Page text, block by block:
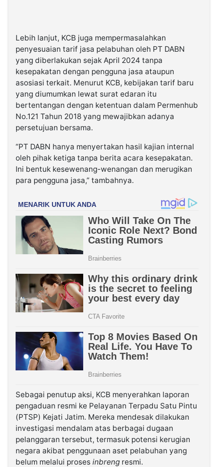
Lebih lanjut, KCB juga mempermasalahkan
penyesuaian tarif jasa pelabuhan oleh PT DABN
yang diberlakukan sejak April 2024 tanpa
kesepakatan dengan pengguna jasa ataupun
asosiasi terkait. Menurut KCB, kebijakan tarif baru
yang diumumkan lewat surat edaran itu
bertentangan dengan ketentuan dalam Permenhub
No.121 Tahun 2018 yang mewajibkan adanya
persetujuan bersama.
“PT DABN hanya menyertakan hasil kajian internal
oleh pihak ketiga tanpa berita acara kesepakatan.
Ini bentuk kesewenang-wenangan dan merugikan
para pengguna jasa,” tambahnya.
Sebagai penutup aksi, KCB menyerahkan laporan
pengaduan resmi ke Pelayanan Terpadu Satu Pintu
(PTSP) Kejati Jatim. Mereka mendesak dilakukan
investigasi mendalam atas berbagai dugaan
pelanggaran tersebut, termasuk potensi kerugian
negara akibat penggunaan aset pelabuhan yang
belum melalui proses inbreng resmi.